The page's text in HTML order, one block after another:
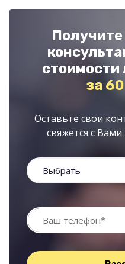
стоимости
за
Оставьте свои
свяжется с